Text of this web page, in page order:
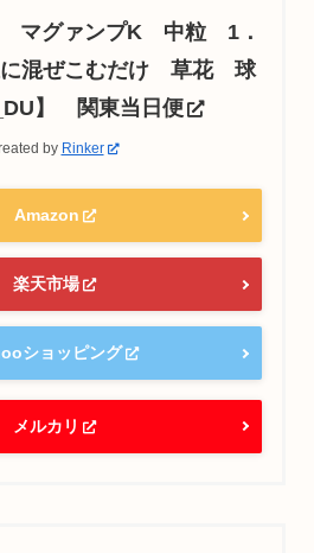
マグァンプK 中粒 1．
混ぜこむだけ 草花 球
】 関東当日便
by Rinker
Amazon
楽天市場
ショッピング
メルカリ